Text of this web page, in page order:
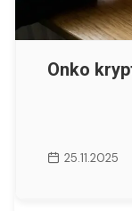
Onko
25.11.2025